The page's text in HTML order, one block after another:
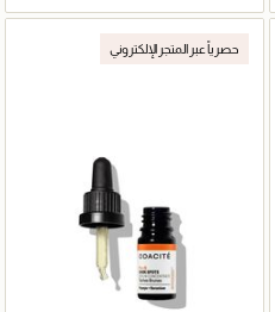
حصرياً عبر المتجر الإلكتروني